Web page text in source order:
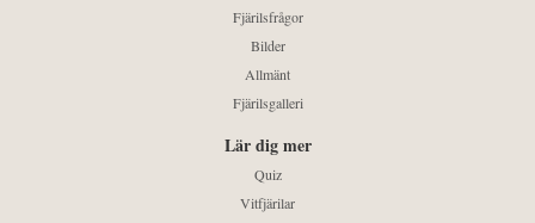
Fjärilsfrågor
Bilder
Allmänt
Fjärilsgalleri
Lär dig mer
Quiz
Vitfjärilar